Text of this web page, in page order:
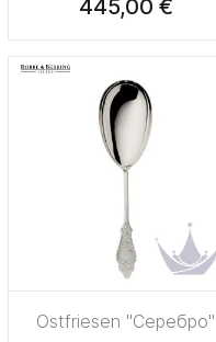
445,00 €
Ostfriesen "Серебро"